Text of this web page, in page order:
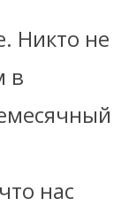
Никто не
в
нас